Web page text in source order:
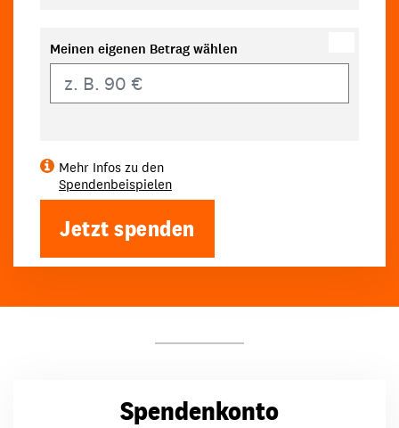
Meinen eigenen Betrag wählen
Mehr Infos zu den
Spendenbeispielen
Jetzt spenden
Spendenkonto